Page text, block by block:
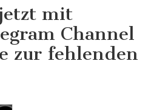
mit
Channel
zur fehlenden